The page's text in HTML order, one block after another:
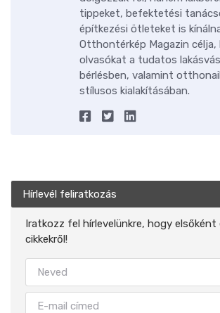
tippeket, befektetési
építkezési ötleteket is
Otthontérkép Magazin
olvasókat a tudatos
bérlésben, valamint
stílusos kialakításában.
Hírlevél feliratkozás
Iratkozz fel hírlevelünkre, hogy
cikkekről!